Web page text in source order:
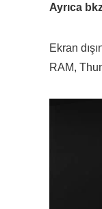
Ayrıca
Ekran
RAM,